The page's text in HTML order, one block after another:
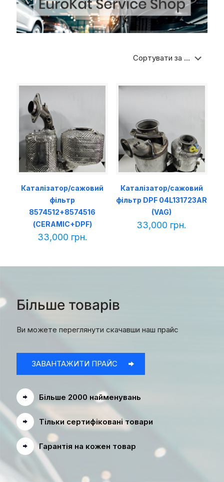
Каталізатор/сажовий
фільтр
8574512+8574516
(CERAMIC+DPF)
33,000 грн.
Каталізатор/сажовий
фільтр DPF 04L131723AR
(VAG)
33,000 грн.
Більше товарів
Ви можете переглянути скачавши наш прайс
ЗАВАНТАЖИТИ ПРАЙС
Більше 2000 найменувань
Тільки сертифіковані товари
Гарантія на кожен товар